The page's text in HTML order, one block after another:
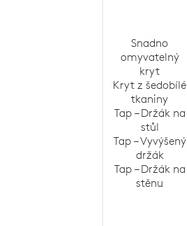
Snadno
omyvatelný
kryt
Kryt z šedobílé
tkaniny
Tap – Držák na
stůl
Tap – Vyvýšený
držák
Tap – Držák na
stěnu